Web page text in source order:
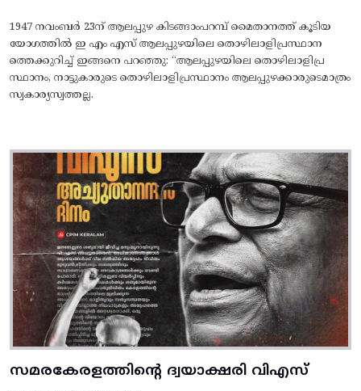
1947 നവംബർ 23ന് ആലപ്പുഴ കിടങ്ങാംപറമ്പ്‌ മൈതാനത്ത്‌ കൂടിയ
യോഗത്തിൽ ഇ എം എസ് ആലപ്പുഴയിലെ തൊഴിലാളിപ്രസ്ഥാന
ത്തെക്കുറിച്ച് ഇങ്ങനെ പറഞ്ഞു: “ആലപ്പുഴയിലെ തൊഴിലാളിപ്ര
സ്ഥാനം, നാട്ടുകാരുടെ തൊഴിലാളിപ്രസ്ഥാനം ആലപ്പുഴക്കാരുടെമാത്രം
സ്വകാര്യസ്വത്തല്ല.
സമരകേരളത്തിൻ്റെ ദ്വയാക്ഷരി വിഎസ്